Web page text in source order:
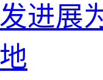
进展